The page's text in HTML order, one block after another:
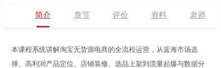
简介 章节 评价 资料 老师
本课程系统讲解淘宝无货源电商的全流程运营，从蓝海市场选
择、高利润产品定位、店铺装修、选品上架到流量起爆与数据分